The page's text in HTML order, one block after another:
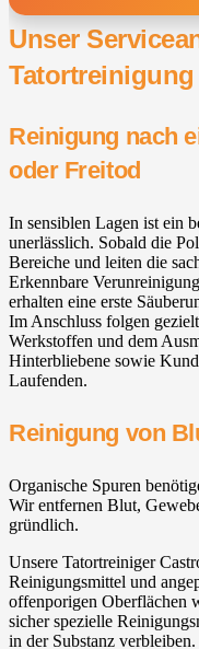
Unser
Reinigung nach
oder Freitod
In sensiblen Lagen ist ein
unerlässlich. Sobald die
Bereiche und leiten die
Erkennbare
erhalten eine erste
Im Anschluss folgen
Werkstoffen und dem
Hinterbliebene sowie
Laufenden.
Reinigung von
Organische Spuren
Wir entfernen Blut,
gründlich.
Unsere Tatortreiniger
Reinigungsmittel und
offenporigen Oberflächen
sicher spezielle
in der Substanz verbleiben.